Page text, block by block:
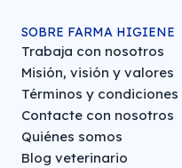
SOBRE FARMA HIGIENE
Trabaja con nosotros
Misión, visión y valores
Términos y
Contacte con nosotros
Quiénes somos
Blog veterinario